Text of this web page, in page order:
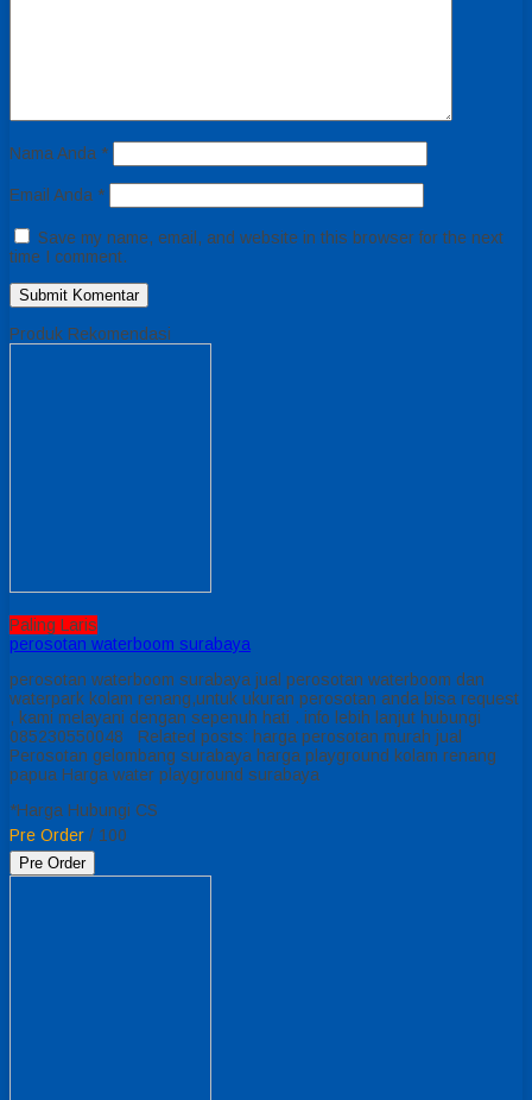
Nama Anda *
Email Anda *
Save my name, email, and website in this browser for the next
time I comment.
Produk Rekomendasi
Paling Laris
perosotan waterboom surabaya
perosotan waterboom surabaya jual perosotan waterboom dan
waterpark kolam renang,untuk ukuran perosotan anda bisa request
, kami melayani dengan sepenuh hati . info lebih lanjut hubungi
085230550048 Related posts: harga perosotan murah jual
Perosotan gelombang surabaya harga playground kolam renang
papua Harga water playground surabaya
*Harga Hubungi CS
Pre Order / 100
Pre Order